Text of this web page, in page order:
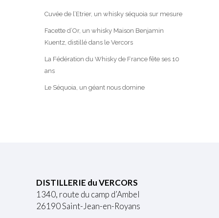
Cuvée de l’Etrier, un whisky séquoia sur mesure
Facette d’Or, un whisky Maison Benjamin
Kuentz, distillé dans le Vercors
La Fédération du Whisky de France fête ses 10
ans
Le Séquoia, un géant nous domine
DISTILLERIE du VERCORS
1340, route du camp d’Ambel
26190 Saint-Jean-en-Royans